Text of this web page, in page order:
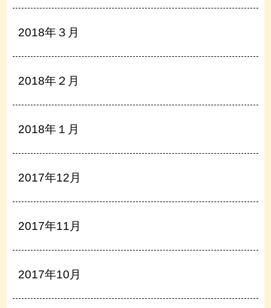
2018年３月
2018年２月
2018年１月
2017年12月
2017年11月
2017年10月